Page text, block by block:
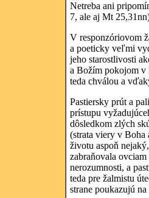
Netreba ani
7, ale aj Mt
V responzóriovom
a poeticky veľmi
jeho starostlivosti
a Božím pokojom v
teda chválou a
Pastiersky prút a
prístupu
dôsledkom zlých
(strata viery v
životu aspoň
zabraňovala
nerozumnosti, a
teda pre žalmistu
strane poukazujú